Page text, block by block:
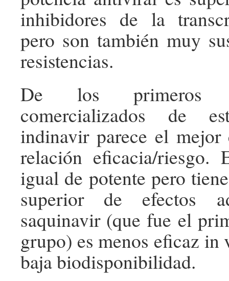
inhibidores de la
pero son también muy
resistencias.
De los primeros
comercializados de
indinavir parece el mejor
relación eficacia/riesgo.
igual de potente pero
superior de efectos
saquinavir (que fue el
grupo) es menos eficaz
baja biodisponibilidad.